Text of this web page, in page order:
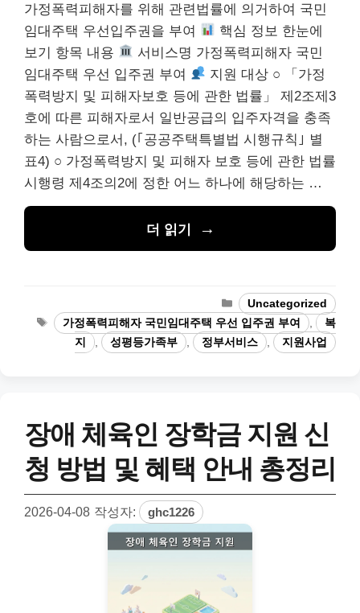
가정폭력피해자를 위해 관련법률에 의거하여 국민
임대주택 우선입주권을 부여
핵심 정보 한눈에
보기 항목 내용
서비스명 가정폭력피해자 국민
임대주택 우선 입주권 부여
지원 대상 ○ 「가정
폭력방지 및 피해자보호 등에 관한 법률」 제2조제3
호에 따른 피해자로서 일반공급의 입주자격을 충족
하는 사람으로서, (｢공공주택특별법 시행규칙｣ 별
표4) ○ 가정폭력방지 및 피해자 보호 등에 관한 법률
시행령 제4조의2에 정한 어느 하나에 해당하는 …
더 읽기
카
테
고
리
Uncategorized
태
그
가정폭력피해자 국민임대주택 우선 입주권 부여
복
지
성평등가족부 정부서비스 지원사업
장애 체육인 장학금 지원 신
청 방법 및 혜택 안내 총정리
2026-04-08 작성자: ghc1226